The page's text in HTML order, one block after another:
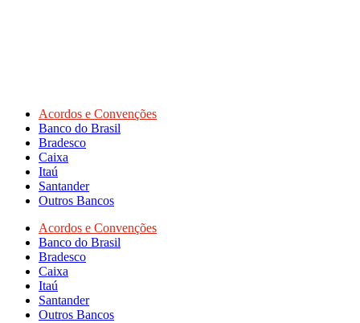
Acordos e Convenções
Banco do Brasil
Bradesco
Caixa
Itaú
Santander
Outros Bancos
Acordos e Convenções
Banco do Brasil
Bradesco
Caixa
Itaú
Santander
Outros Bancos